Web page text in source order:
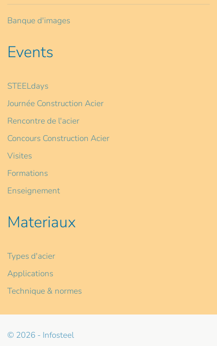
Banque d'images
Events
STEELdays
Journée Construction Acier
Rencontre de l'acier
Concours Construction Acier
Visites
Formations
Enseignement
Materiaux
Types d'acier
Applications
Technique & normes
© 2026 - Infosteel